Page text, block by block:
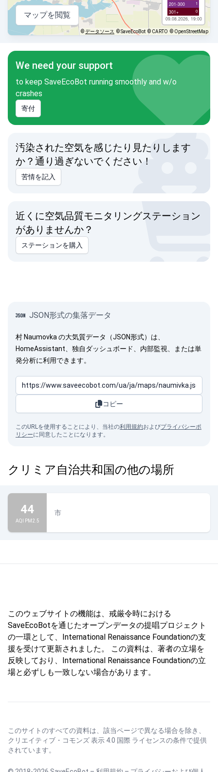
201-300 1
301+ 0
09.08.2026, 19:00
マップを閲覧
©データソース © SaveEcoBot © CARTO © OpenStreetMap
We need your support
to keep SaveEcoBot running smoothly and w/o
crashes
寄付
汚染された空気を感じたり見たりします
か？通り過ぎないでください！
苦情を記入
近くに空気品質モニタリングステーション
がありませんか？
ステーションを購入
JSON形式の集落データ
村 Naumovka の大気質データ（JSON形式）は、
HomeAssistant、独自ダッシュボード、内部監視、または単
発分析に利用できます。
コピー
このURLを使用することにより、当社の利用規約およびプライバシーポ
リシーに同意したことになります。
クリミア自治共和国の他の場所
44
AQI PM2.5
市
このウェブサイトの機能は、戒厳令時における
SaveEcoBotを通じたオープンデータの提唱プロジェクト
の一環として、International Renaissance Foundationの支
援を受けて更新されました。 この資料は、著者の立場を
反映しており、International Renaissance Foundationの立
場と必ずしも一致しない場合があります。
このサイトのすべての資料は、該当ページで異なる場合を除き、
クリエイティブ・コモンズ 表示 4.0 国際 ライセンスの条件で提供
されています。